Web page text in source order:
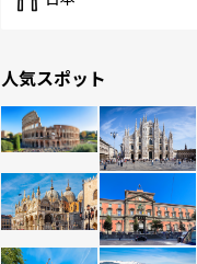
人気スポット